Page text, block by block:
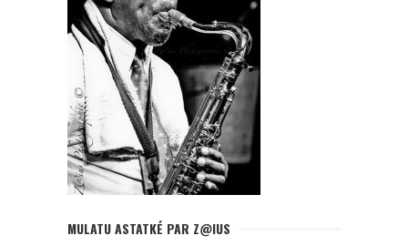
MULATU ASTATKÉ PAR Z@IUS